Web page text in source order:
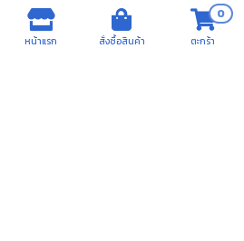
หน้าแรก สั่งซื้อสินค้า
0
ตะกร้า